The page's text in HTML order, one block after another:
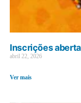
Inscrições
abril 22, 2026
Ver mais